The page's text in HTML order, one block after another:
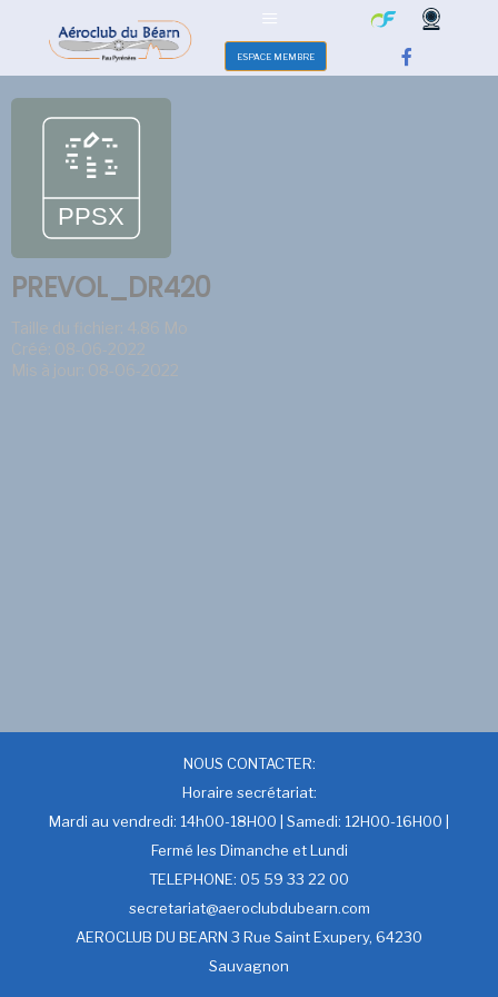
ESPACE MEMBRE
PREVOL_DR420
Taille du fichier: 4.86 Mo
Créé: 08-06-2022
Mis à jour: 08-06-2022
NOUS CONTACTER:
Horaire secrétariat:
Mardi au vendredi: 14h00-18H00 | Samedi: 12H00-16H00 |
Fermé les Dimanche et Lundi
TELEPHONE: 05 59 33 22 00
secretariat@aeroclubdubearn.com
AEROCLUB DU BEARN 3 Rue Saint Exupery, 64230
Sauvagnon